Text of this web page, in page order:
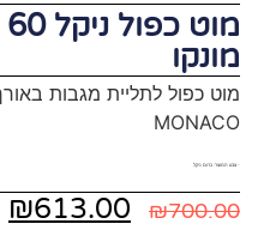
מוט כפול ניקל 60 ס"מ 80348C
מוט כפול לתליית מגבות באורך 60 ס"מ מסדרת מונקו
₪